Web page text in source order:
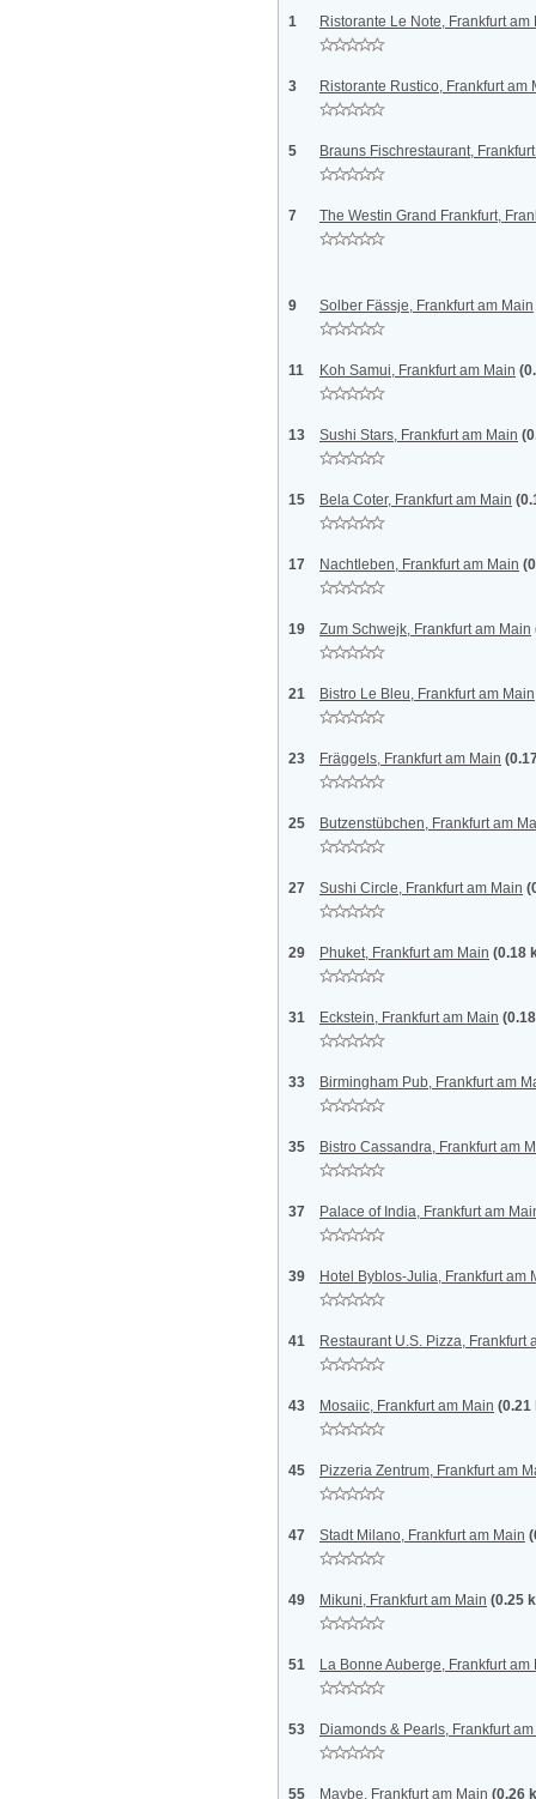
1 Ristorante Le Note, Frankfurt am
3 Ristorante Rustico, Frankfurt am
5 Brauns Fischrestaurant,
7 The Westin Grand Frankfurt,
9 Solber Fässje, Frankfurt am Main
11 Koh Samui, Frankfurt am Main
13 Sushi Stars, Frankfurt am Main
15 Bela Coter, Frankfurt am Main
17 Nachtleben, Frankfurt am Main
19 Zum Schwejk, Frankfurt am Main
21 Bistro Le Bleu, Frankfurt am Main
23 Fräggels, Frankfurt am Main
25 Butzenstübchen, Frankfurt am
27 Sushi Circle, Frankfurt am Main
29 Phuket, Frankfurt am Main (0.18
31 Eckstein, Frankfurt am Main
33 Birmingham Pub, Frankfurt am
35 Bistro Cassandra, Frankfurt am
37 Palace of India, Frankfurt am
39 Hotel Byblos-Julia, Frankfurt am
41 Restaurant U.S. Pizza, Frankfurt
43 Mosaiic, Frankfurt am Main (0.21
45 Pizzeria Zentrum, Frankfurt am
47 Stadt Milano, Frankfurt am Main
49 Mikuni, Frankfurt am Main (0.25
51 La Bonne Auberge, Frankfurt am
53 Diamonds & Pearls, Frankfurt
55 Maybe, Frankfurt am Main (0.26